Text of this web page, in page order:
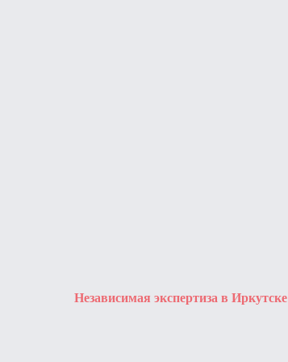
Независимая экспертиза в Иркутске